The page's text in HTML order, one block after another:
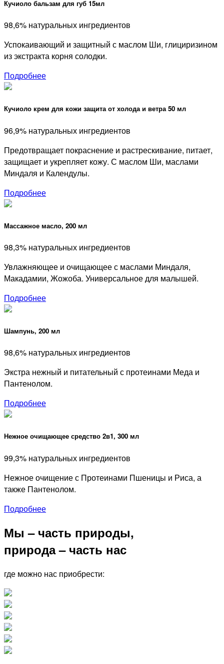
Кучиоло бальзам для губ 15мл
98,6% натуральных ингредиентов
Успокаивающий и защитный с маслом Ши, глициризином
из экстракта корня солодки.
Подробнее
Кучиоло крем для кожи защита от холода и ветра 50 мл
96,9% натуральных ингредиентов
Предотвращает покраснение и растрескивание, питает,
защищает и укрепляет кожу. С маслом Ши, маслами
Миндаля и Календулы.
Подробнее
Массажное масло, 200 мл
98,3% натуральных ингредиентов
Увлажняющее и очищающее с маслами Миндаля,
Макадамии, Жожоба. Универсальное для малышей.
Подробнее
Шампунь, 200 мл
98,6% натуральных ингредиентов
Экстра нежный и питательный с протеинами Меда и
Пантенолом.
Подробнее
Нежное очищающее средство 2в1, 300 мл
99,3% натуральных ингредиентов
Нежное очищение с Протеинами Пшеницы и Риса, а
также Пантенолом.
Подробнее
Мы – часть природы,
природа – часть нас
где можно нас приобрести: